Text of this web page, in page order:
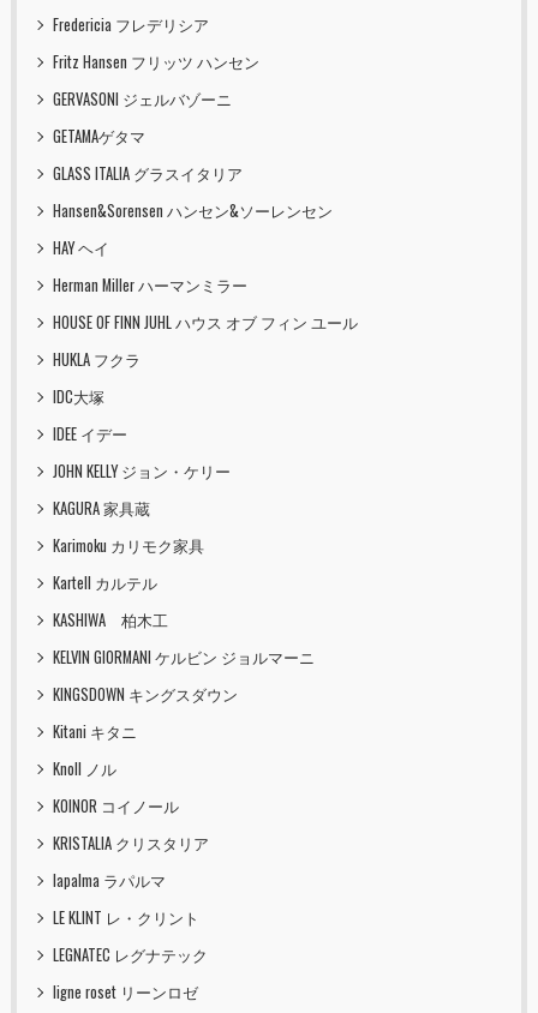
Fredericia フレデリシア
Fritz Hansen フリッツ ハンセン
GERVASONI ジェルバゾーニ
GETAMAゲタマ
GLASS ITALIA グラスイタリア
Hansen&Sorensen ハンセン&ソーレンセン
HAY ヘイ
Herman Miller ハーマンミラー
HOUSE OF FINN JUHL ハウス オブ フィン ユール
HUKLA フクラ
IDC大塚
IDEE イデー
JOHN KELLY ジョン・ケリー
KAGURA 家具蔵
Karimoku カリモク家具
Kartell カルテル
KASHIWA 柏木工
KELVIN GIORMANI ケルビン ジョルマーニ
KINGSDOWN キングスダウン
Kitani キタニ
Knoll ノル
KOINOR コイノール
KRISTALIA クリスタリア
lapalma ラパルマ
LE KLINT レ・クリント
LEGNATEC レグナテック
ligne roset リーンロゼ